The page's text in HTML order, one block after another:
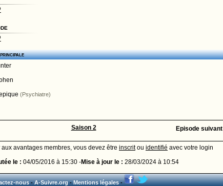
(Psychiatre)
Saison 2 Episode suivant
avantages membres, vous devez être inscritou identifié avec votre login
le : 04/05/2016 à 15:30 -Mise à jour le : 28/03/2024 à 10:54
nous-A-Suivre.org-Mentions légales-